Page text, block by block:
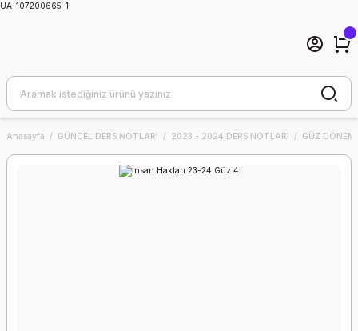
UA-107200665-1
Anasayfa GÜNCEL DERS NOTLARI 2023 - 2024 DERS NOTLARI GÜZ DÖNEMİ